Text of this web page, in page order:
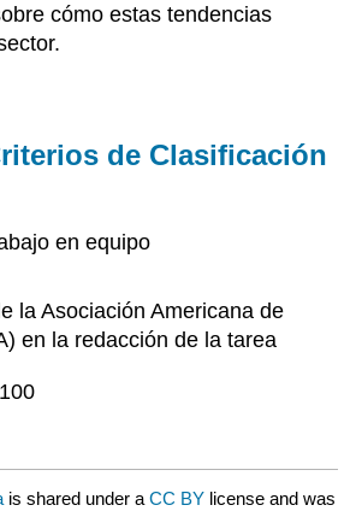
cómo estas tendencias
de Clasificación
en equipo
la Asociación Americana de
en la redacción de la tarea
is shared under aCC BY license and was